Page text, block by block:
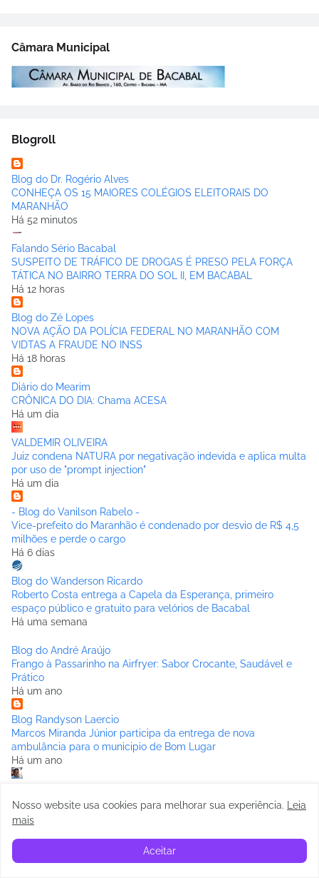
Câmara Municipal
Blogroll
Blog do Dr. Rogério Alves
CONHEÇA OS 15 MAIORES COLÉGIOS ELEITORAIS DO
MARANHÃO
Há 52 minutos
Falando Sério Bacabal
SUSPEITO DE TRÁFICO DE DROGAS É PRESO PELA FORÇA
TÁTICA NO BAIRRO TERRA DO SOL II, EM BACABAL
Há 12 horas
Blog do Zé Lopes
NOVA AÇÃO DA POLÍCIA FEDERAL NO MARANHÃO COM
VIDTAS A FRAUDE NO INSS
Há 18 horas
Diário do Mearim
CRÔNICA DO DIA: Chama ACESA
Há um dia
VALDEMIR OLIVEIRA
Juiz condena NATURA por negativação indevida e aplica multa
por uso de "prompt injection"
Há um dia
- Blog do Vanilson Rabelo -
Vice-prefeito do Maranhão é condenado por desvio de R$ 4,5
milhões e perde o cargo
Há 6 dias
Blog do Wanderson Ricardo
Roberto Costa entrega a Capela da Esperança, primeiro
espaço público e gratuito para velórios de Bacabal
Há uma semana
Blog do André Araújo
Frango à Passarinho na Airfryer: Sabor Crocante, Saudável e
Prático
Há um ano
Blog Randyson Laercio
Marcos Miranda Júnior participa da entrega de nova
ambulância para o municipio de Bom Lugar
Há um ano
SÃO LUÍS GONZAGA DO MARANHÃO: DR. JÚNIOR É FORTE
SIMPLES VISITAS PASSAM SER GRANDES ARRASTÕES NAS
AFIRMAM QUE APROVAM VÍDEO.
Há um ano
Nosso website usa cookies para melhorar sua experiência.
Leia
mais
Aceitar